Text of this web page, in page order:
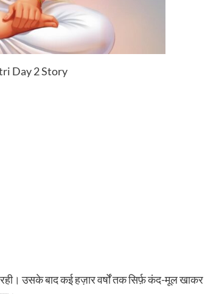
Day 2 Story
उसके बाद कई हज़ार वर्षों तक सिर्फ़ कंद-मूल खाकर